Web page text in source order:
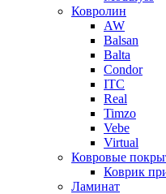
Ковролин
AW
Balsan
Balta
Condor
ITC
Real
Timzo
Vebe
Virtual
Ковровые
Коврик
Ламинат